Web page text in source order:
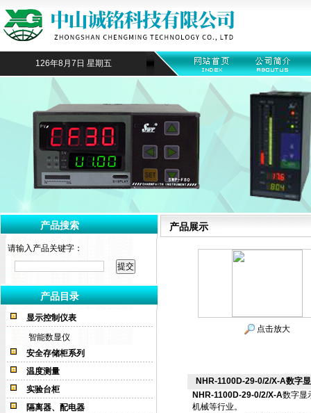
126年8月7日 星期五
产品搜索
请输入产品关键字：
产品目录
显示控制仪表
智能数显仪
安全存储柜系列
温度测量
实验台柜
隔离器、配电器
产品展示
点击放大
NHR-1100D-29-0/2/X-A数字
NHR-1100D-29-0/2/X-A数字显
机械等行业。